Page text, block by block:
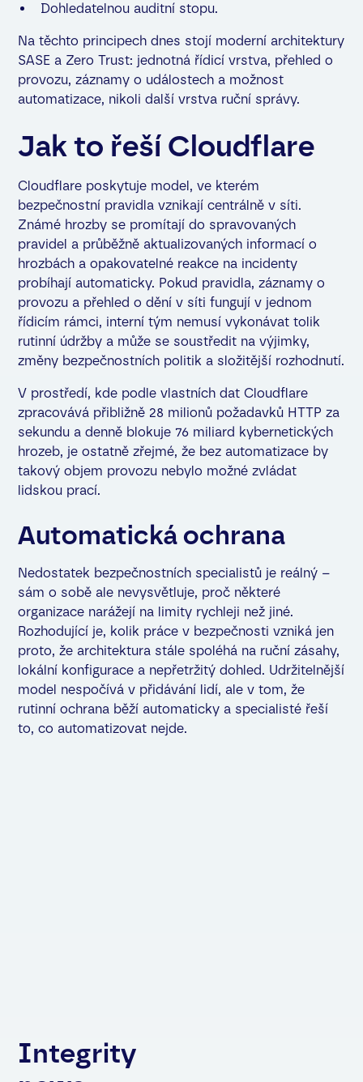
Dohledatelnou auditní stopu.
Na těchto principech dnes stojí moderní architektury
SASE a Zero Trust: jednotná řídicí vrstva, přehled o
provozu, záznamy o událostech a možnost
automatizace, nikoli další vrstva ruční správy.
Jak to řeší Cloudflare
Cloudflare poskytuje model, ve kterém
bezpečnostní pravidla vznikají centrálně v síti.
Známé hrozby se promítají do spravovaných
pravidel a průběžně aktualizovaných informací o
hrozbách a opakovatelné reakce na incidenty
probíhají automaticky. Pokud pravidla, záznamy o
provozu a přehled o dění v síti fungují v jednom
řídicím rámci, interní tým nemusí vykonávat tolik
rutinní údržby a může se soustředit na výjimky,
změny bezpečnostních politik a složitější rozhodnutí.
V prostředí, kde podle vlastních dat Cloudflare
zpracovává přibližně 28 milionů požadavků HTTP za
sekundu a denně blokuje 76 miliard kybernetických
hrozeb, je ostatně zřejmé, že bez automatizace by
takový objem provozu nebylo možné zvládat
lidskou prací.
Automatická ochrana
Nedostatek bezpečnostních specialistů je reálný –
sám o sobě ale nevysvětluje, proč některé
organizace narážejí na limity rychleji než jiné.
Rozhodující je, kolik práce v bezpečnosti vzniká jen
proto, že architektura stále spoléhá na ruční zásahy,
lokální konfigurace a nepřetržitý dohled. Udržitelnější
model nespočívá v přidávání lidí, ale v tom, že
rutinní ochrana běží automaticky a specialisté řeší
to, co automatizovat nejde.
Integrity